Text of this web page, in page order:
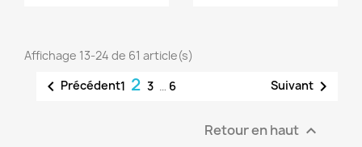
Affichage 13-24 de 61 article(s)
 Précédent1 2 3 … 6 Suivant 
Retour en haut 